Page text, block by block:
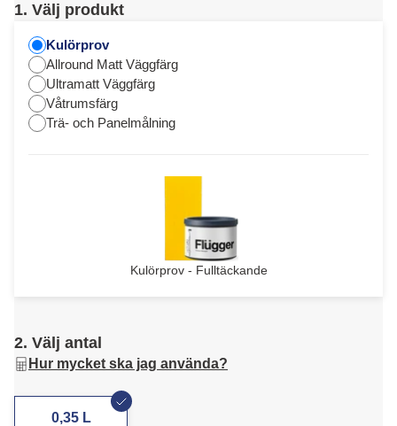
1. Välj produkt
Kulörprov
Allround Matt Väggfärg
Ultramatt Väggfärg
Våtrumsfärg
Trä- och Panelmålning
Kulörprov - Fulltäckande
2. Välj antal
Hur mycket ska jag använda?
0,35 L